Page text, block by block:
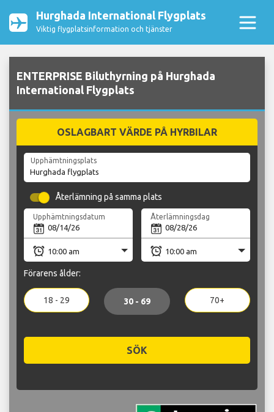
Hurghada International Flygplats
Viktig flygplatsinformation och tjänster
ENTERPRISE Biluthyrning på Hurghada
International Flygplats
OSLAGBART VÄRDE PÅ HYRBILAR
Upphämtningsplats
Återlämning på samma plats
Upphämtningsdatum Återlämningsdag
Förarens ålder:
18 - 29 30 - 69 70+
SÖK